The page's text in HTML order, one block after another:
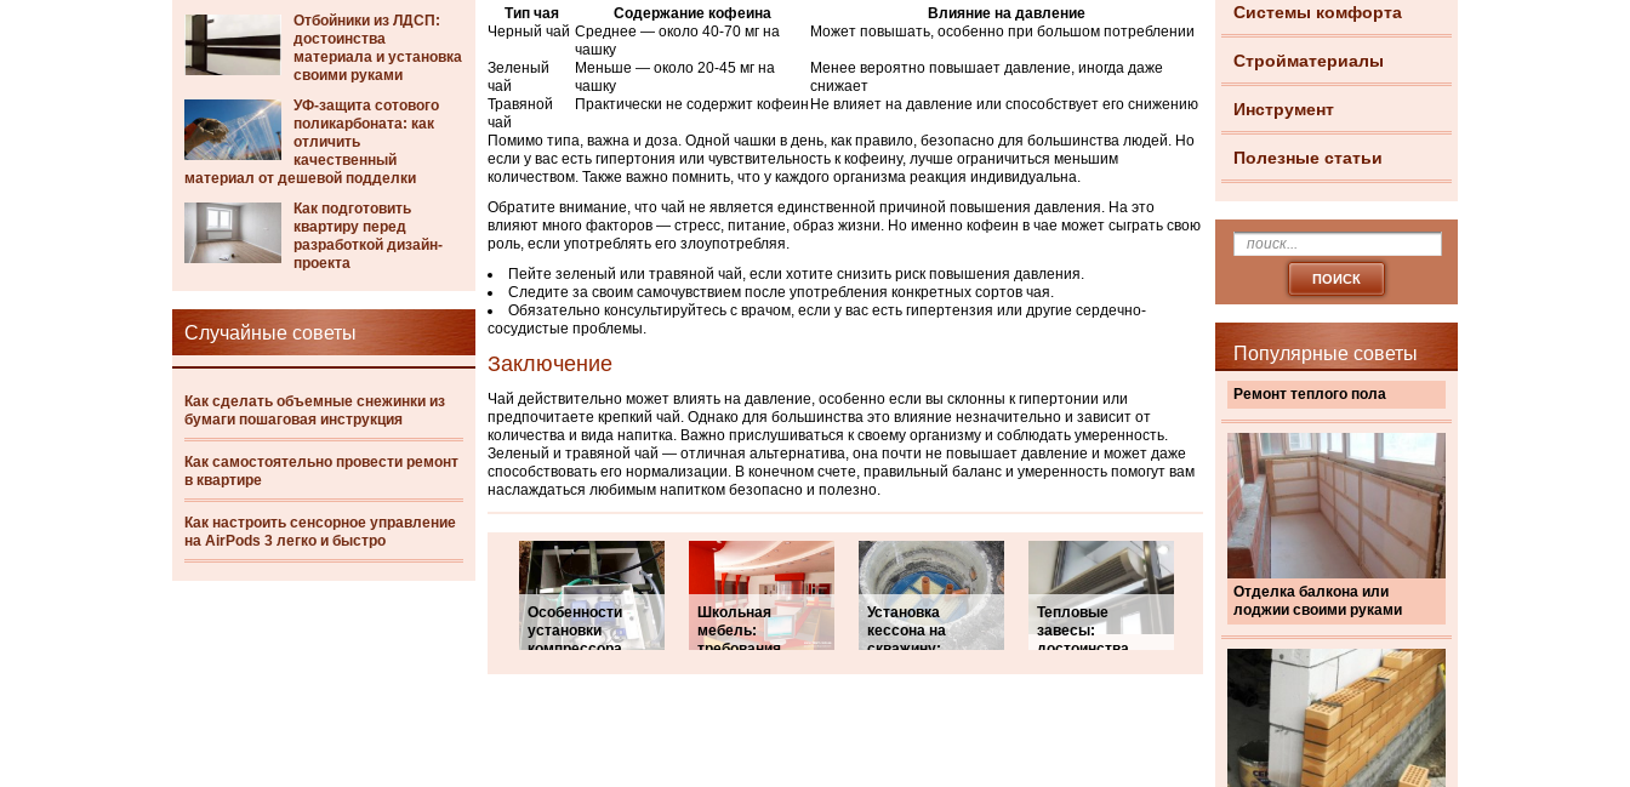
Отбойники из ЛДСП:
достоинства
материала и установка
своими руками
УФ-защита сотового
поликарбоната: как
отличить
качественный
материал от дешевой подделки
Как подготовить
квартиру перед
разработкой дизайн-
проекта
Случайные советы
Как сделать объемные снежинки из
бумаги пошаговая инструкция
Как самостоятельно провести ремонт
в квартире
Как настроить сенсорное управление
на AirPods 3 легко и быстро
Системы комфорта
Стройматериалы
Инструмент
Полезные статьи
Популярные советы
Ремонт теплого пола
Отделка балкона или
лоджии своими руками
Тип чая
Содержание кофеина
Влияние на давление
Черный чай Среднее — около 40-70 мг на
чашку
Может повышать, особенно при большом потреблении
Зеленый
чай
Меньше — около 20-45 мг на
чашку
Менее вероятно повышает давление, иногда даже
снижает
Травяной
чай
Практически не содержит кофеин Не влияет на давление или способствует его снижению
Помимо типа, важна и доза. Одной чашки в день, как правило, безопасно для большинства людей. Но
если у вас есть гипертония или чувствительность к кофеину, лучше ограничиться меньшим
количеством. Также важно помнить, что у каждого организма реакция индивидуальна.
Обратите внимание, что чай не является единственной причиной повышения давления. На это
влияют много факторов — стресс, питание, образ жизни. Но именно кофеин в чае может сыграть свою
роль, если употреблять его злоупотребляя.
Пейте зеленый или травяной чай, если хотите снизить риск повышения давления.
Следите за своим самочувствием после употребления конкретных сортов чая.
Обязательно консультируйтесь с врачом, если у вас есть гипертензия или другие сердечно-
сосудистые проблемы.
Заключение
Чай действительно может влиять на давление, особенно если вы склонны к гипертонии или
предпочитаете крепкий чай. Однако для большинства это влияние незначительно и зависит от
количества и вида напитка. Важно прислушиваться к своему организму и соблюдать умеренность.
Зеленый и травяной чай — отличная альтернатива, она почти не повышает давление и может даже
способствовать его нормализации. В конечном счете, правильный баланс и умеренность помогут вам
наслаждаться любимым напитком безопасно и полезно.
Особенности
установки
компрессора
Школьная
мебель:
требования
Установка
кессона на
скважину:
Тепловые
завесы:
достоинства